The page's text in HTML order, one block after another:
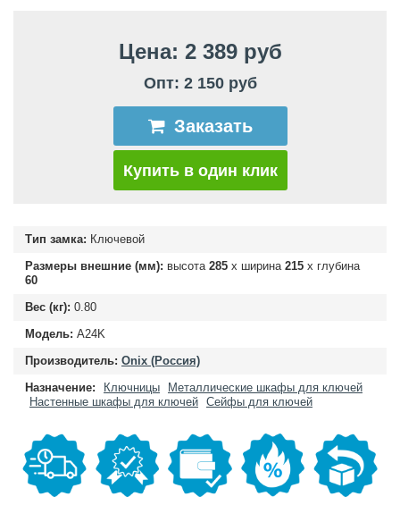
Цена: 2 389 руб
Опт: 2 150 руб
Заказать
Купить в один клик
Тип замка: Ключевой
Размеры внешние (мм): высота 285 х ширина 215 х глубина
60
Вес (кг): 0.80
Модель: A24K
Производитель: Onix (Россия)
Назначение:
Ключницы
Металлические шкафы для ключей
Настенные шкафы для ключей Сейфы для ключей